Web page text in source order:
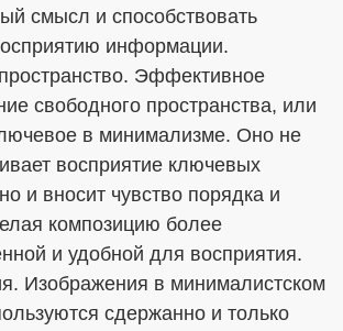
смысл и способствовать
информации.
Эффективное
свободного пространства, или
в минимализме. Оно не
восприятие ключевых
и вносит чувство порядка и
композицию более
и удобной для восприятия.
Изображения в минималистском
сдержанно и только